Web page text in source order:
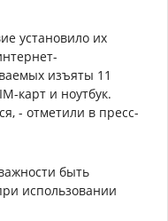
установило их
изъяты 11
карт и ноутбук.
- отметили в пресс-
быть
использовании